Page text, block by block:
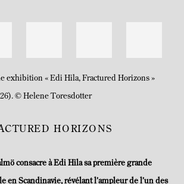
exhibition « Edi Hila, Fractured Horizons »
© Helene Toresdotter
HORIZONS
consacre à Edi Hila sa première grande
en Scandinavie, révélant l’ampleur de l’un des